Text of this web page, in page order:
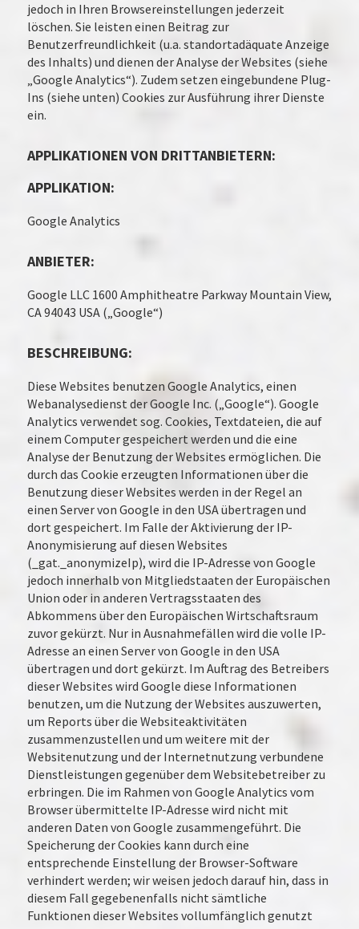
jedoch in Ihren Browsereinstellungen jederzeit
löschen. Sie leisten einen Beitrag zur
Benutzerfreundlichkeit (u.a. standortadäquate Anzeige
des Inhalts) und dienen der Analyse der Websites (siehe
„Google Analytics“). Zudem setzen eingebundene Plug-
Ins (siehe unten) Cookies zur Ausführung ihrer Dienste
ein.
APPLIKATIONEN VON DRITTANBIETERN:
APPLIKATION:
Google Analytics
ANBIETER:
Google LLC 1600 Amphitheatre Parkway Mountain View,
CA 94043 USA („Google“)
BESCHREIBUNG:
Diese Websites benutzen Google Analytics, einen
Webanalysedienst der Google Inc. („Google“). Google
Analytics verwendet sog. Cookies, Textdateien, die auf
einem Computer gespeichert werden und die eine
Analyse der Benutzung der Websites ermöglichen. Die
durch das Cookie erzeugten Informationen über die
Benutzung dieser Websites werden in der Regel an
einen Server von Google in den USA übertragen und
dort gespeichert. Im Falle der Aktivierung der IP-
Anonymisierung auf diesen Websites
(_gat._anonymizeIp), wird die IP-Adresse von Google
jedoch innerhalb von Mitgliedstaaten der Europäischen
Union oder in anderen Vertragsstaaten des
Abkommens über den Europäischen Wirtschaftsraum
zuvor gekürzt. Nur in Ausnahmefällen wird die volle IP-
Adresse an einen Server von Google in den USA
übertragen und dort gekürzt. Im Auftrag des Betreibers
dieser Websites wird Google diese Informationen
benutzen, um die Nutzung der Websites auszuwerten,
um Reports über die Websiteaktivitäten
zusammenzustellen und um weitere mit der
Websitenutzung und der Internetnutzung verbundene
Dienstleistungen gegenüber dem Websitebetreiber zu
erbringen. Die im Rahmen von Google Analytics vom
Browser übermittelte IP-Adresse wird nicht mit
anderen Daten von Google zusammengeführt. Die
Speicherung der Cookies kann durch eine
entsprechende Einstellung der Browser-Software
verhindert werden; wir weisen jedoch darauf hin, dass in
diesem Fall gegebenenfalls nicht sämtliche
Funktionen dieser Websites vollumfänglich genutzt